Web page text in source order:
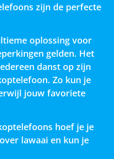
zijn de perfecte
oplossing voor
gelden. Het
danst op zijn
Zo kun je
jouw favoriete
hoef je je
lawaai en kun je